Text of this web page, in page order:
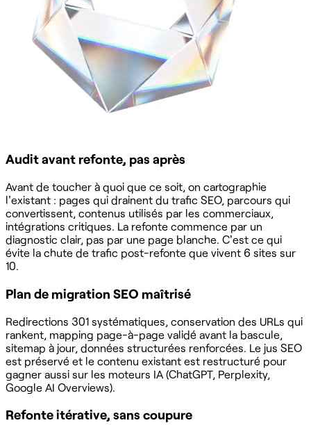
Audit avant refonte, pas après
Avant de toucher à quoi que ce soit, on cartographie
l'existant : pages qui drainent du trafic SEO, parcours qui
convertissent, contenus utilisés par les commerciaux,
intégrations critiques. La refonte commence par un
diagnostic clair, pas par une page blanche. C'est ce qui
évite la chute de trafic post-refonte que vivent 6 sites sur
10.
Plan de migration SEO maîtrisé
Redirections 301 systématiques, conservation des URLs qui
rankent, mapping page-à-page validé avant la bascule,
sitemap à jour, données structurées renforcées. Le jus SEO
est préservé et le contenu existant est restructuré pour
gagner aussi sur les moteurs IA (ChatGPT, Perplexity,
Google AI Overviews).
Refonte itérative, sans coupure